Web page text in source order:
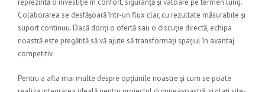
reprezintă o investiție în confort, siguranță și valoare pe termen lung.
Colaborarea se desfășoară într-un flux clar, cu rezultate măsurabile și
suport continuu. Dacă doriți o ofertă sau o discuție directă, echipa
noastră este pregătită să vă ajute să transformați spațiul în avantaj
competitiv.
Pentru a afla mai multe despre opțiunile noastre și cum se poate